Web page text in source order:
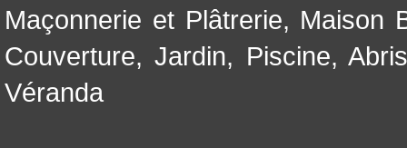
Maçonnerie et Plâtrerie, Maison
Couverture,Jardin, Piscine,
Véranda